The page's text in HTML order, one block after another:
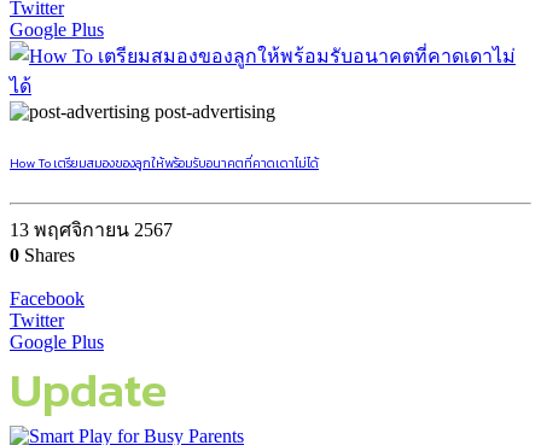
Twitter
Google Plus
post-advertising
How To เตรียมสมองของลูกให้พร้อมรับอนาคตที่คาดเดาไม่ได้
13 พฤศจิกายน 2567
0 Shares
Facebook
Twitter
Google Plus
Update